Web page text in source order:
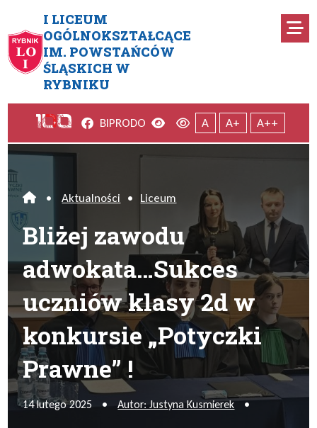
I LICEUM
OGÓLNOKSZTAŁCĄCE
IM. POWSTAŃCÓW
ŚLĄSKICH W
RYBNIKU
Bliżej zawodu
Facebook
BIPRODO Wersja kontrastowa
Wersja domyślna
A A+ A++
Home
• Aktualności • Liceum
Bliżej zawodu
adwokata…Sukces
uczniów klasy 2d w
konkursie „Potyczki
Prawne” !
14 lutego 2025 • Autor: Justyna Kusmierek •